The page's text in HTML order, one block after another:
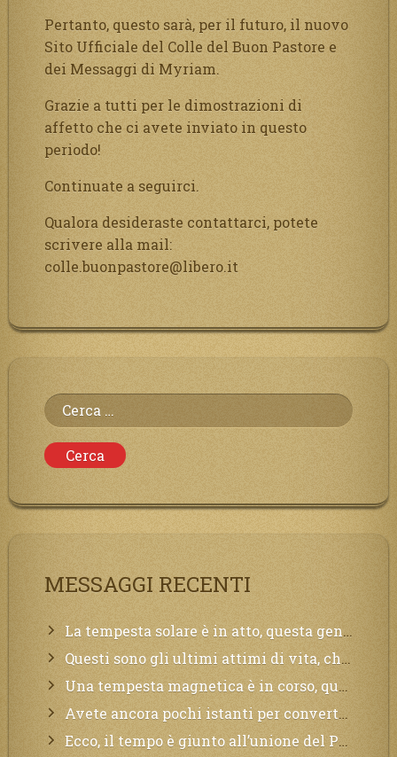
Pertanto, questo sarà, per il futuro, il nuovo
Sito Ufficiale del Colle del Buon Pastore e
dei Messaggi di Myriam.
Grazie a tutti per le dimostrazioni di
affetto che ci avete inviato in questo
periodo!
Continuate a seguirci.
Qualora desideraste contattarci, potete
scrivere alla mail:
colle.buonpastore@libero.it
Ricerca
per:
MESSAGGI RECENTI
La tempesta solare è in atto, questa generazione soffrirà molto, la Terra arderà, l’acqua sarà contaminata, il cibo non sarà più nelle vostre mense.
Questi sono gli ultimi attimi di vita, chi si vuole salvare Mi chiami in suo aiuto.
Una tempesta magnetica è in corso, questa generazione patirà. Il black out non tarderà ad arrivare e tutta la Terra sarà oscurata.
Avete ancora pochi istanti per convertirvi, non perdete tempo, la sciagura arriverà all’improvviso e per chi non si sarà preparato saranno dolori.
Ecco, il tempo è giunto all’unione del Padre con il figlio, non avete che da attendere pochissimo.